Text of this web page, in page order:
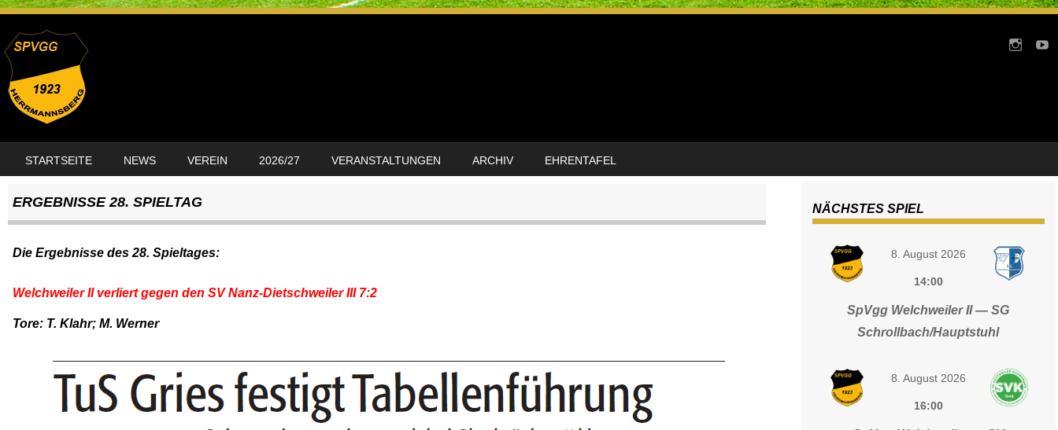
MENU
STARTSEITE NEWS VEREIN 2026/27 VERANSTALTUNGEN ARCHIV EHRENTAFEL
ERGEBNISSE 28. SPIELTAG
Die Ergebnisse des 28. Spieltages:
Welchweiler II verliert gegen den SV Nanz-Dietschweiler III 7:2
Tore: T. Klahr; M. Werner
NÄCHSTES SPIEL
8. August 2026
14:00
SpVgg Welchweiler II — SG
Schrollbach/Hauptstuhl
8. August 2026
16:00